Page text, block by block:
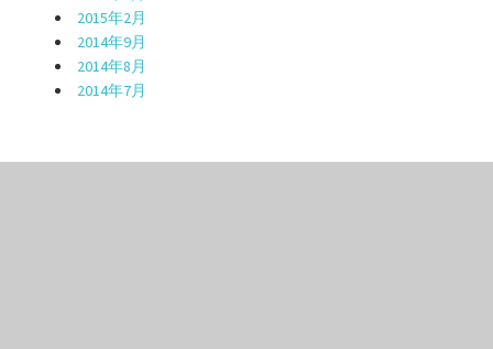
2015年2月
2014年9月
2014年8月
2014年7月